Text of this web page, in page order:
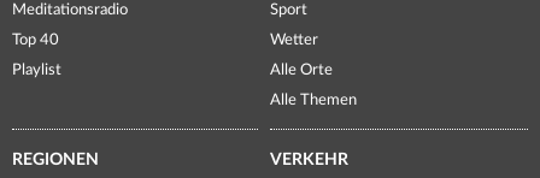
Meditationsradio
Top 40
Playlist
Sport
Wetter
Alle Orte
Alle Themen
REGIONEN VERKEHR